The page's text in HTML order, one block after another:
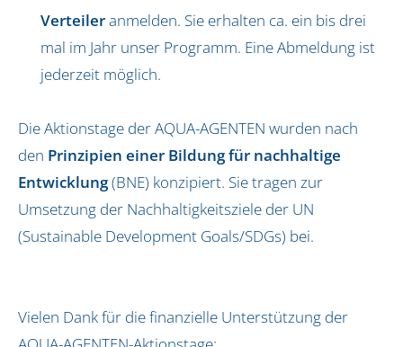
Verteileranmelden. Sie erhalten ca. ein bis drei
mal im Jahr unser Programm. Eine Abmeldung ist
jederzeit möglich.
Die Aktionstage der AQUA-AGENTEN wurden nach
den Prinzipien einer Bildung für nachhaltige
Entwicklung(BNE) konzipiert. Sie tragen zur
Umsetzung der Nachhaltigkeitsziele der UN
(Sustainable Development Goals/SDGs) bei.
Vielen Dank für die finanzielle Unterstützung der